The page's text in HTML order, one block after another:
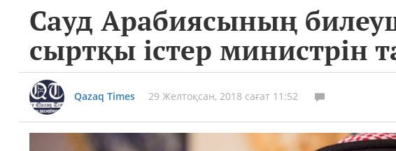
Сауд Арабиясының
сыртқы істер министрін
Qazaq Times 29 Желтоқсан, 2018 сағат 11:52